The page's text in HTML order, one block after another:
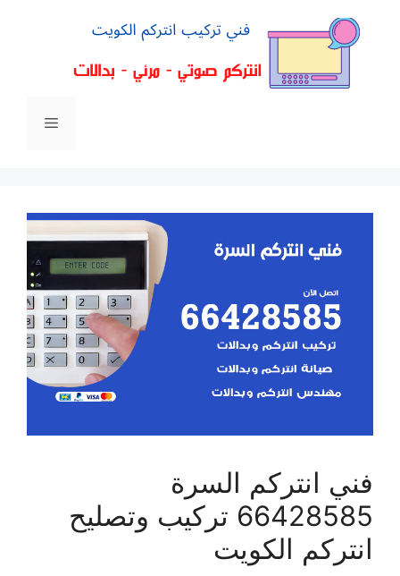
فني انتركم السرة
66428585 تركيب وتصليح
انتركم الكويت